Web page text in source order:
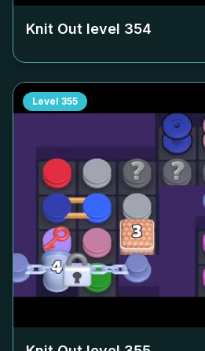
Knit Out level 354
Level 355